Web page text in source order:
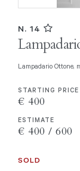
N. 14
Lampadario Ottone,
STARTING PRICE
€ 400
ESTIMATE
€ 400 / 600
SOLD